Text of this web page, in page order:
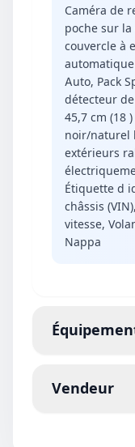
Caméra de
poche sur la
couvercle à
automatique
Auto, Pack
détecteur
45,7 cm (18
noir/naturel
extérieurs
Étiquette d
châssis
vitesse,
Nappa
Vendeur